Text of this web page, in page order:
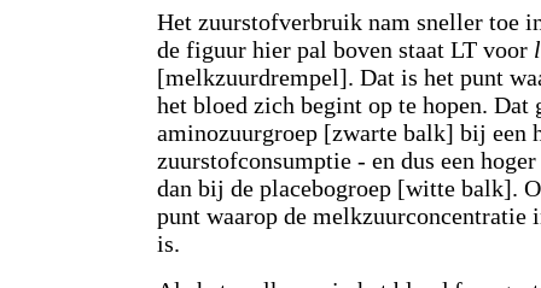
Het zuurstofverbruik nam sneller toe
de figuur hier pal boven staat LT voor
[melkzuurdrempel]. Dat is het punt
het bloed zich begint op te hopen. Dat
aminozuurgroep [zwarte balk] bij een
zuurstofconsumptie - en dus een
dan bij de placebogroep [witte balk].
punt waarop de
is.